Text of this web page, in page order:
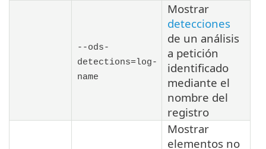
--ods-
detections=log-
name
Mostrar
detecciones
de un análisis
a petición
identificado
mediante el
nombre del
registro
Mostrar
elementos no